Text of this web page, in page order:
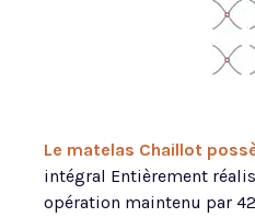
Le matelas Chaillot
intégral Entièrement
opération maintenu par